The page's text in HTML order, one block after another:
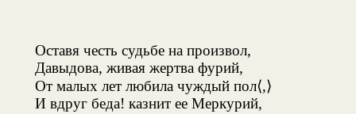
Оставя честь судьбе на произвол,
Давыдова, живая жертва фурий,
От малых лет любила чуждый пол⟨,⟩
И вдруг беда! казнит ее Меркурий,